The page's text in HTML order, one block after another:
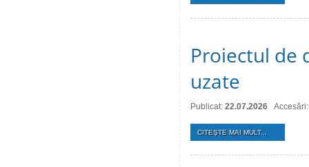
Proiectul de
uzate
Publicat: 22.07.2026
CITEŞTE MAI MULT...